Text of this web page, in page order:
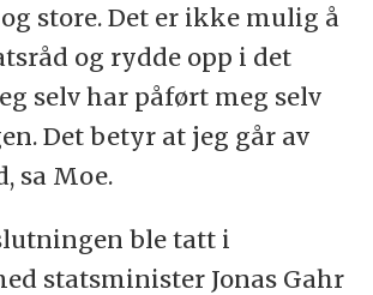
store. Det er ikke mulig å
og rydde opp i det
selv har påført meg selv
Det betyr at jeg går av
sa Moe.
ble tatt i
statsminister Jonas Gahr